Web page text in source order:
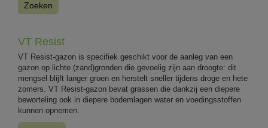
Zoeken
VT Resist
VT Resist-gazon is specifiek geschikt voor de aanleg van een
gazon op lichte (zand)gronden die gevoelig zijn aan droogte: dit
mengsel blijft langer groen en herstelt sneller tijdens droge en hete
zomers. VT Resist-gazon bevat grassen die dankzij een diepere
beworteling ook in diepere bodemlagen water en voedingsstoffen
kunnen opnemen.